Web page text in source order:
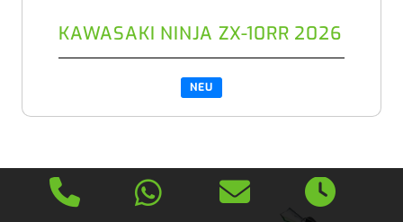
KAWASAKI NINJA ZX-10RR 2026
NEU